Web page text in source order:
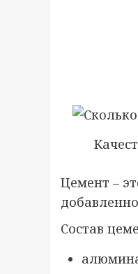
Цемент –
Состав